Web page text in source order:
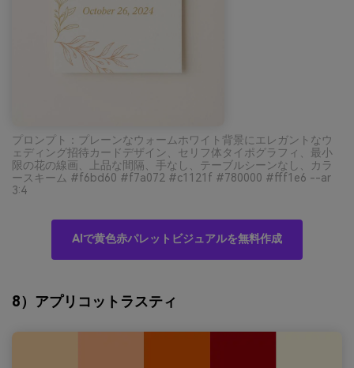
プロンプト：プレーンなウォームホワイト背景にエレガントなウ
ェディング招待カードデザイン、セリフ体タイポグラフィ、最小
限の花の線画、上品な間隔、手なし、テーブルシーンなし、カラ
ースキーム #f6bd60 #f7a072 #c1121f #780000 #fff1e6 --ar
3:4
AIで黄色赤パレットビジュアルを無料作成
8）アプリコットラスティ